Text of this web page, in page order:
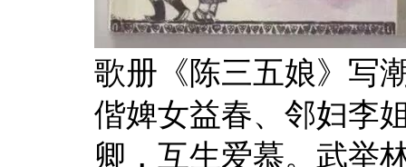
歌册《陈三五娘》写
偕婢女益春、邻妇李
卿，互生爱慕。武举